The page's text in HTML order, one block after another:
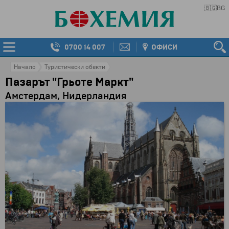
🇧🇬BG
0700 14 007 ОФИСИ
Начало Туристически обекти
Пазарът "Грьоте Маркт"
Амстердам, Нидерландия